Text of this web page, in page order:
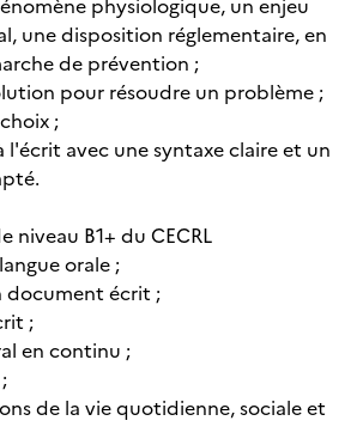
physiologique, un enjeu
une disposition réglementaire, en
de prévention ;
pour résoudre un problème ;
;
avec une syntaxe claire et un
niveau B1+ du CECRL
orale ;
document écrit ;
;
en continu ;
de la vie quotidienne, sociale et